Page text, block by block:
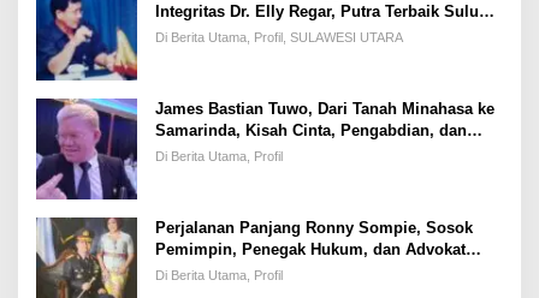
Integritas Dr. Elly Regar, Putra Terbaik Suluun
yang Disegani Lintas Generasi
Di Berita Utama, Profil, SULAWESI UTARA
James Bastian Tuwo, Dari Tanah Minahasa ke
Samarinda, Kisah Cinta, Pengabdian, dan
Kesuksesan
Di Berita Utama, Profil
Perjalanan Panjang Ronny Sompie, Sosok
Pemimpin, Penegak Hukum, dan Advokat
Keadilan
Di Berita Utama, Profil